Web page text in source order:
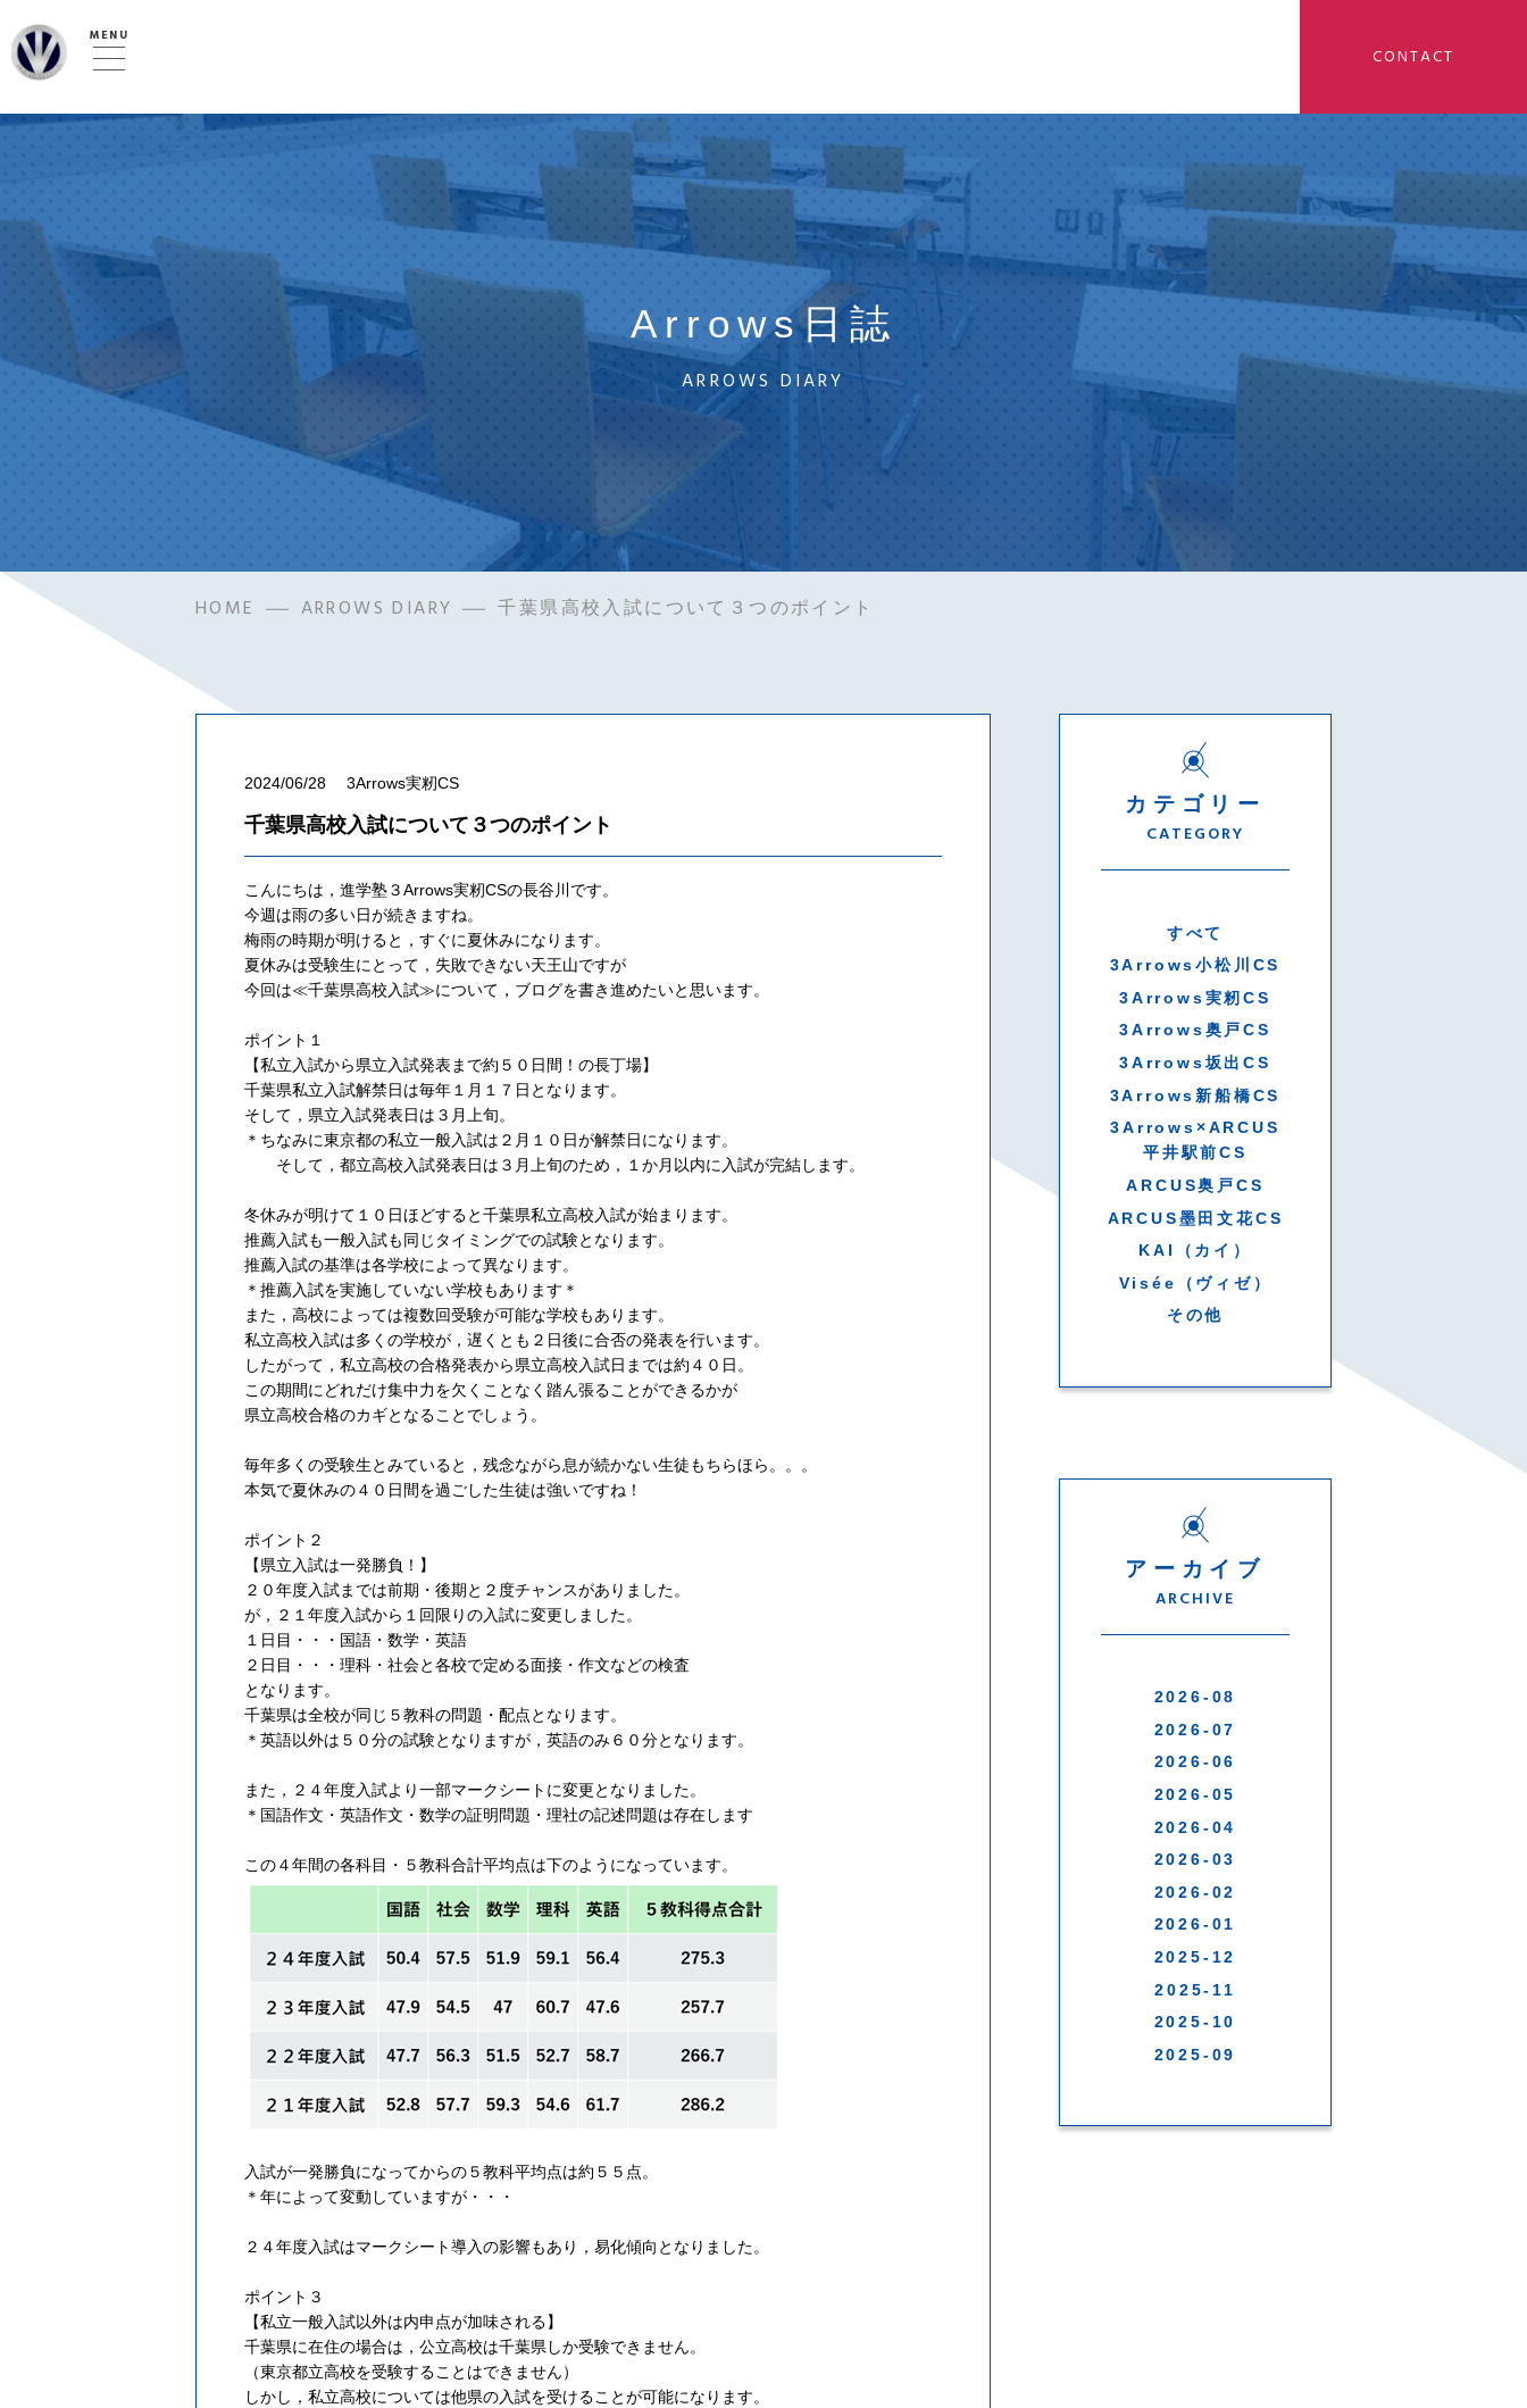
CONTACT
Arrows日誌
ARROWS DIARY
HOME ARROWS DIARY 千葉県高校入試について３つのポイント
2024/06/28 3Arrows実籾CS
千葉県高校入試について３つのポイント
こんにちは，進学塾３Arrows実籾CSの長谷川です。
今週は雨の多い日が続きますね。
梅雨の時期が明けると，すぐに夏休みになります。
夏休みは受験生にとって，失敗できない天王山ですが
今回は≪千葉県高校入試≫について，ブログを書き進めたいと思います。
ポイント１
【私立入試から県立入試発表まで約５０日間！の長丁場】
千葉県私立入試解禁日は毎年１月１７日となります。
そして，県立入試発表日は３月上旬。
＊ちなみに東京都の私立一般入試は２月１０日が解禁日になります。
そして，都立高校入試発表日は３月上旬のため，１か月以内に入試が完結します。
冬休みが明けて１０日ほどすると千葉県私立高校入試が始まります。
推薦入試も一般入試も同じタイミングでの試験となります。
推薦入試の基準は各学校によって異なります。
＊推薦入試を実施していない学校もあります＊
また，高校によっては複数回受験が可能な学校もあります。
私立高校入試は多くの学校が，遅くとも２日後に合否の発表を行います。
したがって，私立高校の合格発表から県立高校入試日までは約４０日。
この期間にどれだけ集中力を欠くことなく踏ん張ることができるかが
県立高校合格のカギとなることでしょう。
毎年多くの受験生とみていると，残念ながら息が続かない生徒もちらほら。。。
本気で夏休みの４０日間を過ごした生徒は強いですね！
ポイント２
【県立入試は一発勝負！】
２０年度入試までは前期・後期と２度チャンスがありました。
が，２１年度入試から１回限りの入試に変更しました。
１日目・・・国語・数学・英語
２日目・・・理科・社会と各校で定める面接・作文などの検査
となります。
千葉県は全校が同じ５教科の問題・配点となります。
＊英語以外は５０分の試験となりますが，英語のみ６０分となります。
また，２４年度入試より一部マークシートに変更となりました。
＊国語作文・英語作文・数学の証明問題・理社の記述問題は存在します
この４年間の各科目・５教科合計平均点は下のようになっています。
入試が一発勝負になってからの５教科平均点は約５５点。
＊年によって変動していますが・・・
２４年度入試はマークシート導入の影響もあり，易化傾向となりました。
ポイント３
【私立一般入試以外は内申点が加味される】
千葉県に在住の場合は，公立高校は千葉県しか受験できません。
（東京都立高校を受験することはできません）
しかし，私立高校については他県の入試を受けることが可能になります。
カテゴリー
CATEGORY
すべて
3Arrows小松川CS
3Arrows実籾CS
3Arrows奥戸CS
3Arrows坂出CS
3Arrows新船橋CS
3Arrows×ARCUS
平井駅前CS
ARCUS奥戸CS
ARCUS墨田文花CS
KAI（カイ）
Visée（ヴィゼ）
その他
アーカイブ
ARCHIVE
2026-08
2026-07
2026-06
2026-05
2026-04
2026-03
2026-02
2026-01
2025-12
2025-11
2025-10
2025-09